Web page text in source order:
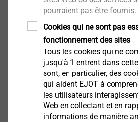
Thanks to state-of-the-art plant
of know-how, structural
designed to meet customer-
meet the highest demands in
dimensional stability, resistance
pourraient pas être fournis.
Cookies qui ne sont pas
fonctionnement des sites
Tous les cookies qui ne
jusqu'à 1 entrent dans
sont, en particulier, des
qui aident EJOT à
les utilisateurs
Web en collectant et en
informations de manière